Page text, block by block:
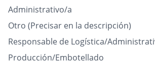
Administrativo/a
Otro (Precisar en la descripción)
Responsable de Logística/
Producción/Embotellado